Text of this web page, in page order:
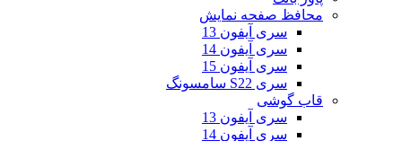
محافظ صفحه نمایش
سری آیفون 13
سری آیفون 14
سری آیفون 15
سری S22 سامسونگ
قاب گوشی
سری آیفون 13
سری آیفون 14